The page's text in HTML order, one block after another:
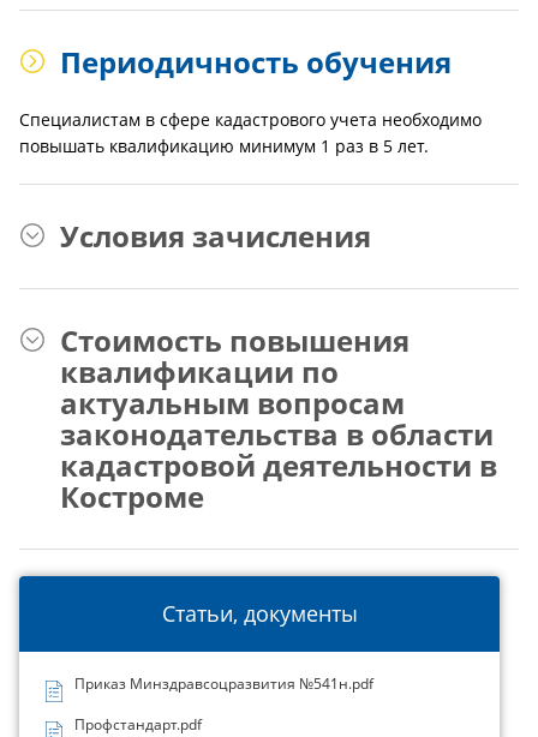
Статьи, документы
Приказ Минздравсоцразвития №541н.pdf
Профстандарт.pdf
Периодичность обучения
Специалистам в сфере кадастрового учета необходимо
повышать квалификацию минимум 1 раз в 5 лет.
Условия зачисления
Стоимость повышения
квалификации по
актуальным вопросам
законодательства в области
кадастровой деятельности в
Костроме